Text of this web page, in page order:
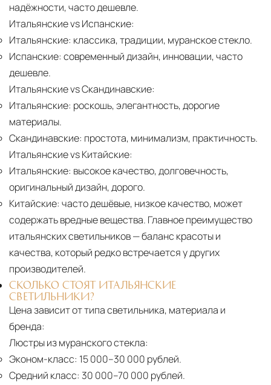
надёжности, часто дешевле.
Итальянские vs Испанские:
Итальянские: классика, традиции, муранское стекло.
Испанские: современный дизайн, инновации, часто
дешевле.
Итальянские vs Скандинавские:
Итальянские: роскошь, элегантность, дорогие
материалы.
Скандинавские: простота, минимализм, практичность.
Итальянские vs Китайские:
Итальянские: высокое качество, долговечность,
оригинальный дизайн, дорого.
Китайские: часто дешёвые, низкое качество, может
содержать вредные вещества. Главное преимущество
итальянских светильников — баланс красоты и
качества, который редко встречается у других
производителей.
СКОЛЬКО СТОЯТ ИТАЛЬЯНСКИЕ
СВЕТИЛЬНИКИ?
Цена зависит от типа светильника, материала и
бренда:
Люстры из муранского стекла:
Эконом-класс: 15 000–30 000 рублей.
Средний класс: 30 000–70 000 рублей.